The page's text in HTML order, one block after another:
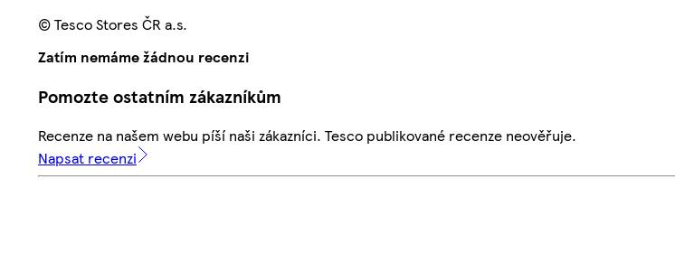
© Tesco Stores ČR a.s.
Zatím nemáme žádnou recenzi
Pomozte ostatním zákazníkům
Recenze na našem webu píší naši zákazníci. Tesco publikované recenze neověřuje.
Napsat recenzi